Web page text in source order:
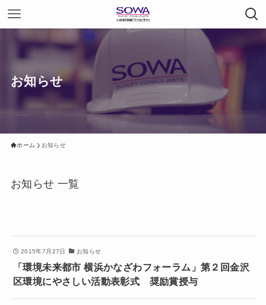
お知らせ
ホーム お知らせ
お知らせ 一覧
2015年7月27日 お知らせ
「環境未来都市 横浜かなざわフォーラム」第２回金沢
区環境にやさしい活動表彰式 奨励賞授与